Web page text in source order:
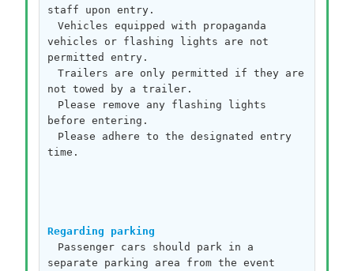
staff upon entry.
Vehicles equipped with propaganda
vehicles or flashing lights are not
permitted entry.
Trailers are only permitted if they are
not towed by a trailer.
Please remove any flashing lights
before entering.
Please adhere to the designated entry
time.
Regarding parking
Passenger cars should park in a
separate parking area from the event